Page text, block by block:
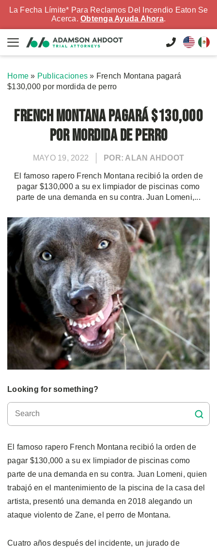
La Fecha Límite* Para Reclamos Del Incendio Eaton Se
Acerca. Obtenga Ayuda Ahora.
Home » Publicaciones » French Montana pagará
$130,000 por mordida de perro
French Montana pagará $130,000
por mordida de perro
MAYO 19, 2022 POR: ALAN AHDOOT
El famoso rapero French Montana recibió la orden de
pagar $130,000 a su ex limpiador de piscinas como
parte de una demanda en su contra. Juan Lomeni,...
Looking for something?
El famoso rapero French Montana recibió la orden de
pagar $130,000 a su ex limpiador de piscinas como
parte de una demanda en su contra. Juan Lomeni, quien
trabajó en el mantenimiento de la piscina de la casa del
artista, presentó una demanda en 2018 alegando un
ataque violento de Zane, el perro de Montana.
Cuatro años después del incidente, un jurado de